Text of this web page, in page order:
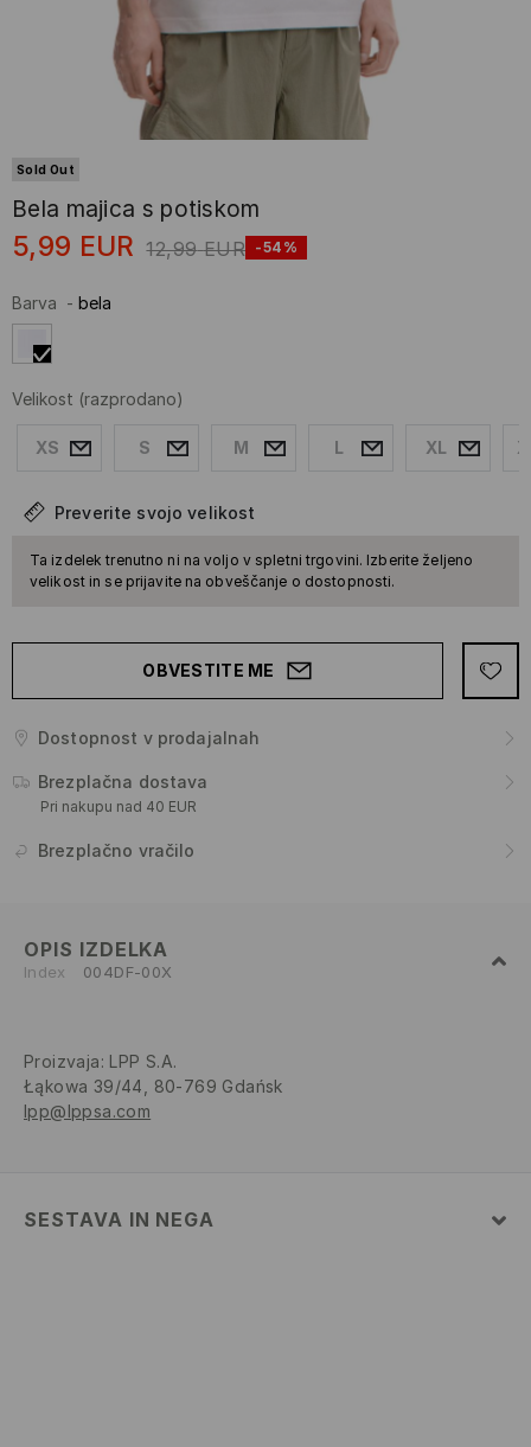
Sold Out
Bela majica s potiskom
5,99 EUR 12,99 EUR -54%
Barva - bela
Velikost (razprodano)
XS S M L XL
Preverite svojo velikost
Ta izdelek trenutno ni na voljo v spletni trgovini. Izberite željeno
velikost in se prijavite na obveščanje o dostopnosti.
OBVESTITE ME
Dostopnost v prodajalnah
Brezplačna dostava
Pri nakupu nad 40 EUR
Brezplačno vračilo
OPIS IZDELKA
Index 004DF-00X
Proizvaja: LPP S.A.
Łąkowa 39/44, 80-769 Gdańsk
lpp@lppsa.com
SESTAVA IN NEGA